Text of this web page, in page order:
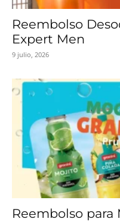
Reembolso
Expert Men
9 julio, 2026
Reembolso